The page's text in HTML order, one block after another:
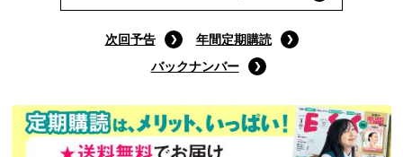
次回予告
年間定期購読
バックナンバー